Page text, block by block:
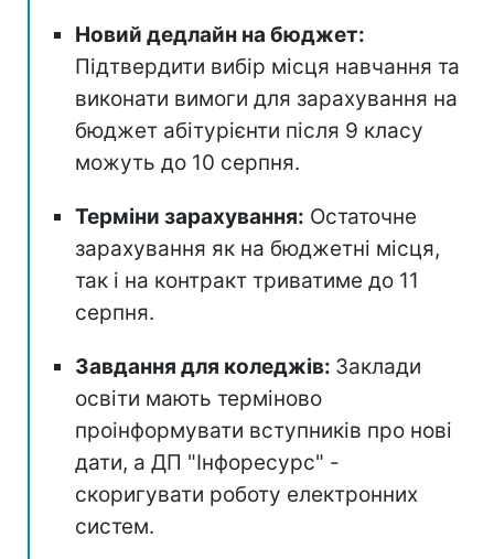
Новий дедлайн на бюджет:
Підтвердити вибір місця навчання та
виконати вимоги для зарахування на
бюджет абітурієнти після 9 класу
можуть до 10 серпня.
Терміни зарахування: Остаточне
зарахування як на бюджетні місця,
так і на контракт триватиме до 11
серпня.
Завдання для коледжів: Заклади
освіти мають терміново
проінформувати вступників про нові
дати, а ДП "Інфоресурс" -
скоригувати роботу електронних
систем.